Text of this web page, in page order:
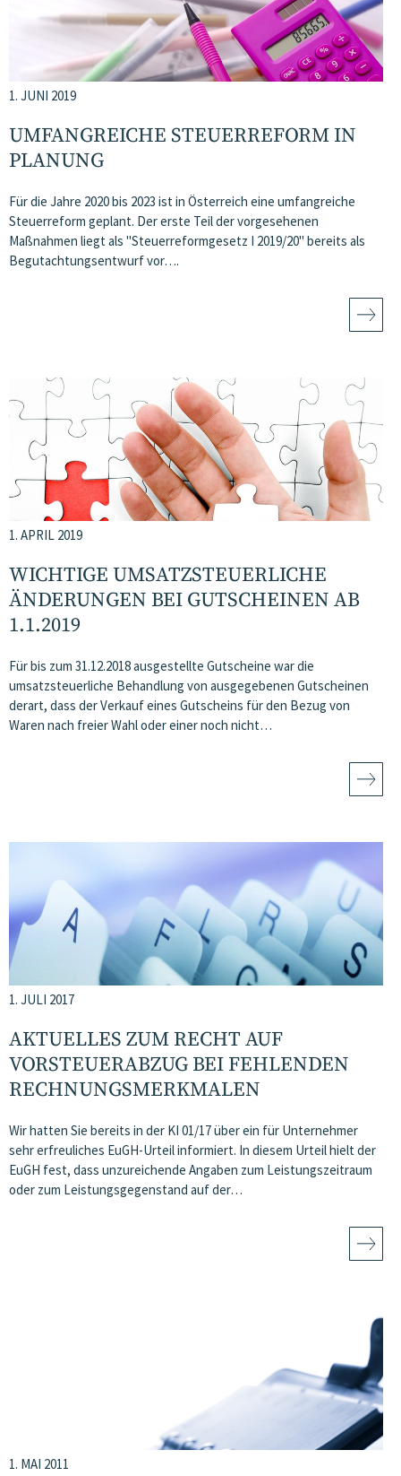
1. JUNI 2019
UMFANGREICHE STEUERREFORM IN
PLANUNG
Für die Jahre 2020 bis 2023 ist in Österreich eine umfangreiche
Steuerreform geplant. Der erste Teil der vorgesehenen
Maßnahmen liegt als "Steuerreformgesetz I 2019/20" bereits als
Begutachtungsentwurf vor….
1. APRIL 2019
WICHTIGE UMSATZSTEUERLICHE
ÄNDERUNGEN BEI GUTSCHEINEN AB
1.1.2019
Für bis zum 31.12.2018 ausgestellte Gutscheine war die
umsatzsteuerliche Behandlung von ausgegebenen Gutscheinen
derart, dass der Verkauf eines Gutscheins für den Bezug von
Waren nach freier Wahl oder einer noch nicht…
1. JULI 2017
AKTUELLES ZUM RECHT AUF
VORSTEUERABZUG BEI FEHLENDEN
RECHNUNGSMERKMALEN
Wir hatten Sie bereits in der KI 01/17 über ein für Unternehmer
sehr erfreuliches EuGH-Urteil informiert. In diesem Urteil hielt der
EuGH fest, dass unzureichende Angaben zum Leistungszeitraum
oder zum Leistungsgegenstand auf der…
1. MAI 2011